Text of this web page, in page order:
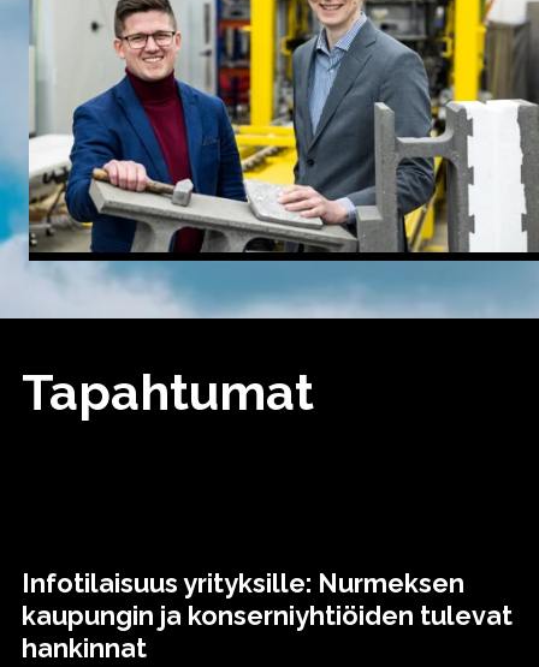
Tapahtumat
Infotilaisuus yrityksille: Nurmeksen
kaupungin ja konserniyhtiöiden tulevat
hankinnat